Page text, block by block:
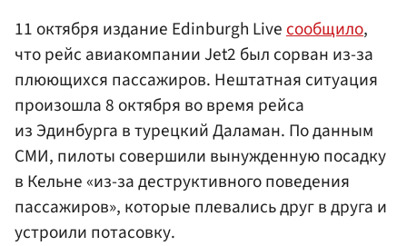
11 октября издание Edinburgh Live сообщило,
что рейс авиакомпании Jet2 был сорван из-за
плюющихся пассажиров. Нештатная ситуация
произошла 8 октября во время рейса
из Эдинбурга в турецкий Даламан. По данным
СМИ, пилоты совершили вынужденную посадку
в Кельне «из-за деструктивного поведения
пассажиров», которые плевались друг в друга и
устроили потасовку.